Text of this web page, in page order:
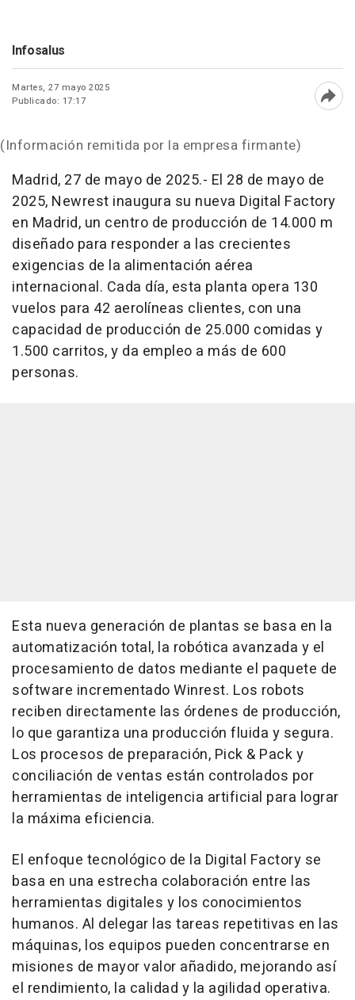
Infosalus
Martes, 27 mayo 2025
Publicado: 17:17
(Información remitida por la empresa firmante)
Madrid, 27 de mayo de 2025.- El 28 de mayo de
2025, Newrest inaugura su nueva Digital Factory
en Madrid, un centro de producción de 14.000 m
diseñado para responder a las crecientes
exigencias de la alimentación aérea
internacional. Cada día, esta planta opera 130
vuelos para 42 aerolíneas clientes, con una
capacidad de producción de 25.000 comidas y
1.500 carritos, y da empleo a más de 600
personas.
Esta nueva generación de plantas se basa en la
automatización total, la robótica avanzada y el
procesamiento de datos mediante el paquete de
software incrementado Winrest. Los robots
reciben directamente las órdenes de producción,
lo que garantiza una producción fluida y segura.
Los procesos de preparación, Pick & Pack y
conciliación de ventas están controlados por
herramientas de inteligencia artificial para lograr
la máxima eficiencia.
El enfoque tecnológico de la Digital Factory se
basa en una estrecha colaboración entre las
herramientas digitales y los conocimientos
humanos. Al delegar las tareas repetitivas en las
máquinas, los equipos pueden concentrarse en
misiones de mayor valor añadido, mejorando así
el rendimiento, la calidad y la agilidad operativa.